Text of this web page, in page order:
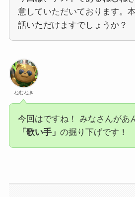
意していただいております。
話いただけますでしょうか？
ねむねぎ
今回はですね！ みなさんがあ
「歌い手」 の掘り下げです！